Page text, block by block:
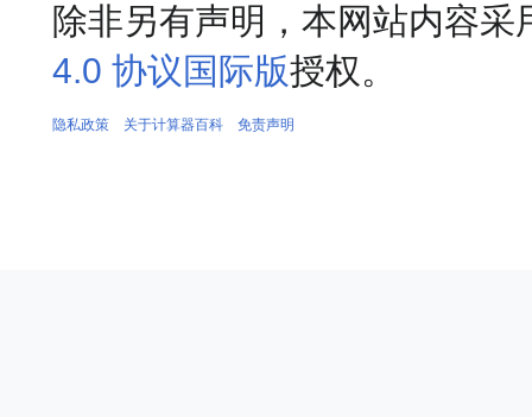
除非另有声明，本网站内容采
4.0 协议国际版授权。
隐私政策 关于计算器百科 免责声明